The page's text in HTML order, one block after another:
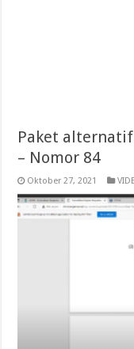
Paket alternatif
– Nomor 84
Oktober 27, 2021